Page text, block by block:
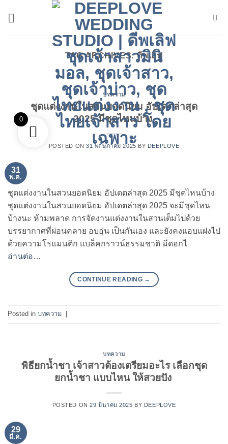
TAG ARCHIVES:ดีพเลิฟ
บทความ
ชุดแต่งงานในสวนยอดนิยม อัปเดตล่าสุด
2025 มีชุดไหนบ้าง
POSTED ON31 พฤษภาคม 2025 BY DEEPLOVE
31
พ.ค.
ชุดแต่งงานในสวนยอดนิยม อัปเดตล่าสุด 2025 มีชุดไหนบ้าง
ชุดแต่งงานในสวนยอดนิยม อัปเดตล่าสุด 2025 จะมีชุดไหน
บ้างนะ ห้ามพลาด การจัดงานแต่งงานในสวนเต็มไปด้วย
บรรยากาศที่ผ่อนคลาย อบอุ่น เป็นกันเอง และยังคงแอบแฝงไป
ด้วยความโรแมนติก แบล็คกราวน์ธรรมชาติ มีดอกไ
อ่านต่อ…
CONTINUE READING →
Posted in บทความ
บทความ
พิธียกน้ำชา เจ้าสาวต้องเตรียมอะไร เลือกชุด
ยกน้ำชา แบบไหน ให้สวยปัง
POSTED ON29 มีนาคม 2025 BY DEEPLOVE
29
มี.ค.
0